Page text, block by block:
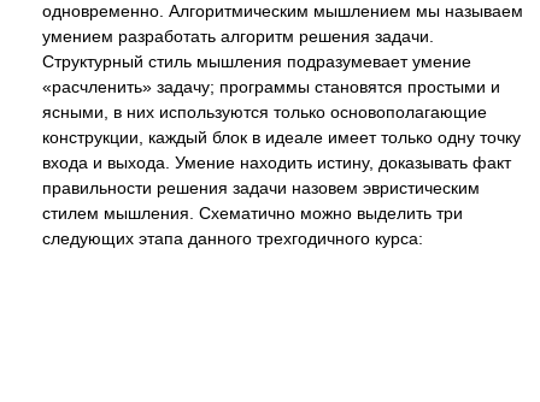
одновременно. Алгоритмическим мышлением мы называем
умением разработать алгоритм решения задачи.
Структурный стиль мышления подразумевает умение
«расчленить» задачу; программы становятся простыми и
ясными, в них используются только основополагающие
конструкции, каждый блок в идеале имеет только одну точку
входа и выхода. Умение находить истину, доказывать факт
правильности решения задачи назовем эвристическим
стилем мышления. Схематично можно выделить три
следующих этапа данного трехгодичного курса: